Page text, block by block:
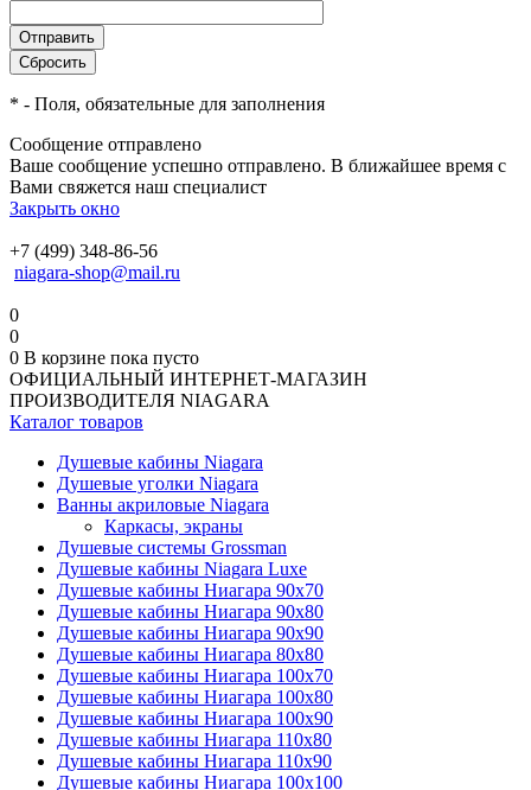
* - Поля, обязательные для заполнения
Сообщение отправлено
Ваше сообщение успешно отправлено. В ближайшее время с
Вами свяжется наш специалист
Закрыть окно
+7 (499) 348-86-56
niagara-shop@mail.ru
0
0
0 В корзине пока пусто
ОФИЦИАЛЬНЫЙ ИНТЕРНЕТ-МАГАЗИН
ПРОИЗВОДИТЕЛЯ NIAGARA
Каталог товаров
Душевые кабины Niagara
Душевые уголки Niagara
Ванны акриловые Niagara
Каркасы, экраны
Душевые системы Grossman
Душевые кабины Niagara Luxe
Душевые кабины Ниагара 90x70
Душевые кабины Ниагара 90x80
Душевые кабины Ниагара 90x90
Душевые кабины Ниагара 80x80
Душевые кабины Ниагара 100x70
Душевые кабины Ниагара 100x80
Душевые кабины Ниагара 100x90
Душевые кабины Ниагара 110x80
Душевые кабины Ниагара 110x90
Душевые кабины Ниагара 100x100